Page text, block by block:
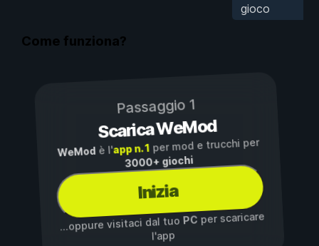
gioco
Come funziona?
Passaggio 1
Scarica WeMod
WeMod è l'app n. 1per mod e trucchi per
3000+ giochi
Inizia
...oppure visitaci dal tuoPC per scaricare
l'app